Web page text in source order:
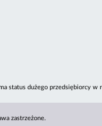
status dużego przedsiębiorcy
zastrzeżone.